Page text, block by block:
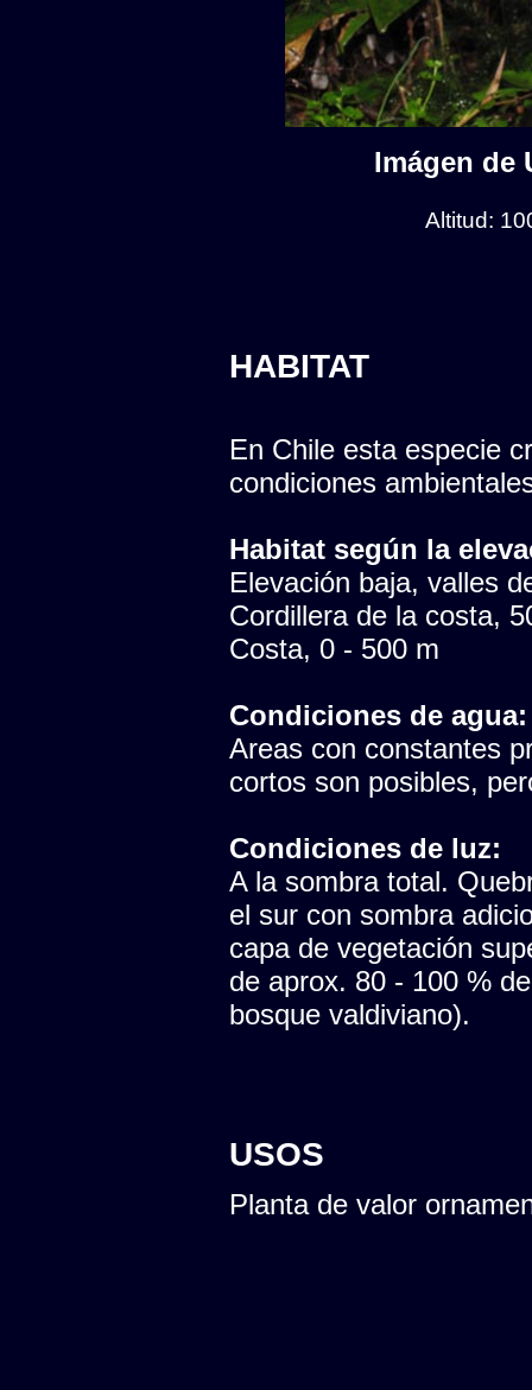
Imágen de
Altitud:
HABITAT
En Chile esta especie
condiciones
Habitat según la
Elevación baja, valles
Cordillera de la costa,
Costa, 0 - 500 m
Condiciones de agua:
Areas con constantes
cortos son posibles,
Condiciones de luz:
A la sombra total.
el sur con sombra
capa de vegetación
de aprox. 80 - 100 %
bosque valdiviano).
USOS
Planta de valor